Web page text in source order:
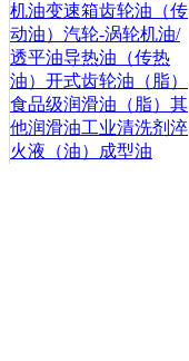
机油变速箱齿轮油（传
动油） 汽轮-涡轮机油/
透平油导热油（传热
油） 开式齿轮油（脂）
食品级润滑油（脂） 其
他润滑油工业清洗剂 淬
火液（油）
成型油